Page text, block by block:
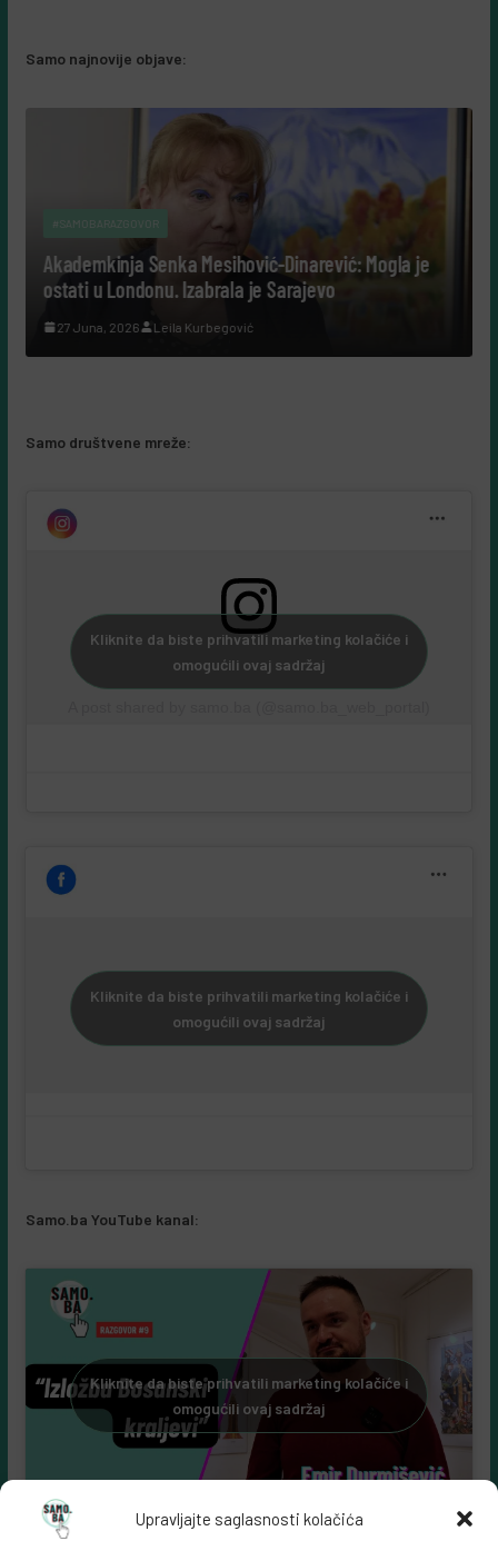
Upravljajte saglasnosti kolačića
Samo najnovije objave:
#SAMOBARAZGOVOR
Akademkinja Senka Mesihović-Dinarević: Mogla je
ostati u Londonu. Izabrala je Sarajevo
27 Juna, 2026 Leila Kurbegović
Samo društvene mreže:
Kliknite da biste prihvatili marketing kolačiće i
omogućili ovaj sadržaj
Kliknite da biste prihvatili marketing kolačiće i
omogućili ovaj sadržaj
Samo.ba YouTube kanal:
Kliknite da biste prihvatili marketing kolačiće i
omogućili ovaj sadržaj